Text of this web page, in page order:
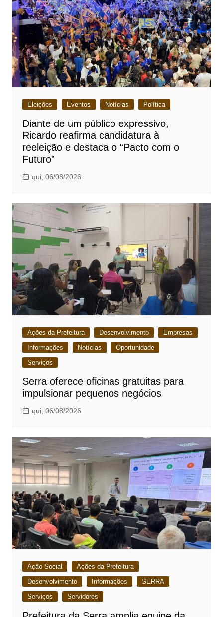
Eleições Eventos Notícias Política
Diante de um público expressivo,
Ricardo reafirma candidatura à
reeleição e destaca o “Pacto com o
Futuro”
qui, 06/08/2026
Ações da Prefeitura Desenvolvimento
Empresas
Informações
Notícias
Oportunidade
Serviços
Serra oferece oficinas gratuitas para
impulsionar pequenos negócios
qui, 06/08/2026
Ação Social
Ações da Prefeitura
Desenvolvimento
Informações
SERRA
Serviços
Servidores